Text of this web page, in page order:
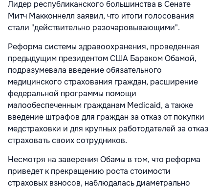
Лидер республиканского большинства в Сенате
Митч Макконнелл заявил, что итоги голосования
стали "действительно разочаровывающими".
Реформа системы здравоохранения, проведенная
предыдущим президентом США Бараком Обамой,
подразумевала введение обязательного
медицинского страхования граждан, расширение
федеральной программы помощи
малообеспеченным гражданам Medicaid, а также
введение штрафов для граждан за отказ от покупки
медстраховки и для крупных работодателей за отказ
страховать своих сотрудников.
Несмотря на заверения Обамы в том, что реформа
приведет к прекращению роста стоимости
страховых взносов, наблюдалась диаметрально